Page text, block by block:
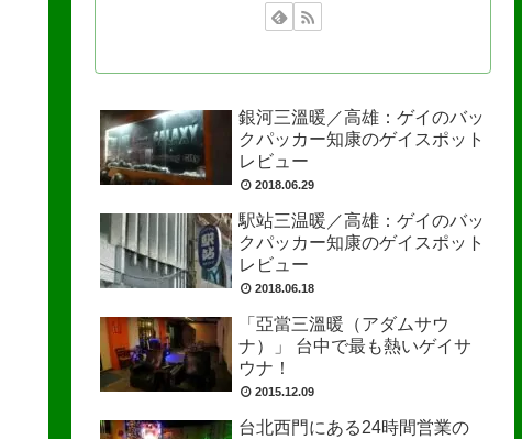
銀河三溫暖／高雄：ゲイのバッ
クパッカー知康のゲイスポット
レビュー
2018.06.29
駅站三温暖／高雄：ゲイのバッ
クパッカー知康のゲイスポット
レビュー
2018.06.18
「亞當三溫暖（アダムサウ
ナ）」 台中で最も熱いゲイサ
ウナ！
2015.12.09
台北西門にある24時間営業の